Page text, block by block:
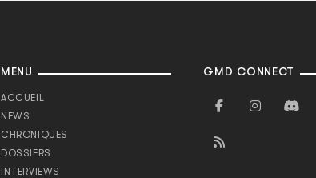
MENU
ACCUEIL
NEWS
CHRONIQUES
DOSSIERS
INTERVIEWS
GMD CONNECT